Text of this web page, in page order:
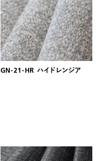
GN-21-HR ハイドレンジア